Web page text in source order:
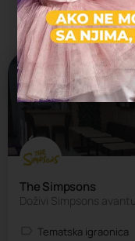
Možda
The Simpsons
Doživi Simpsons
Tematska igraonica
Uzrast: 1-12